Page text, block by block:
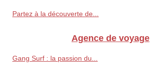
Partez à la découverte de...
Agence de voyage
Gang Surf : la passion du...